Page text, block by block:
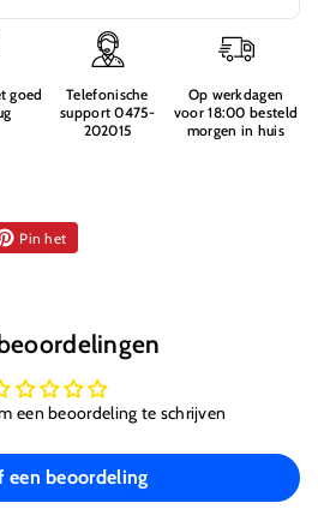
goed
Telefonische
support 0475-
202015
Op werkdagen
voor 18:00 besteld
morgen in huis
Pin het
een beoordeling te schrijven
een beoordeling